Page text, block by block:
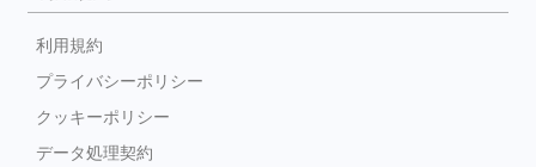
利用規約
プライバシーポリシー
クッキーポリシー
データ処理契約